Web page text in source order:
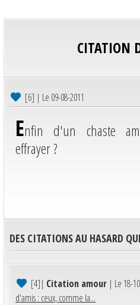
CITATION
[6] | Le 09-08-2011
Enfin d'un chaste
effrayer ?
DES CITATIONS AU HASARD
[4]| Citation amour | Le 18-
d'amis : ceux, comme la...